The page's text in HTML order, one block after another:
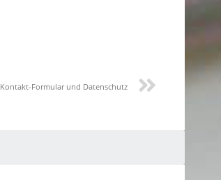
Kontakt-Formular und Datenschutz